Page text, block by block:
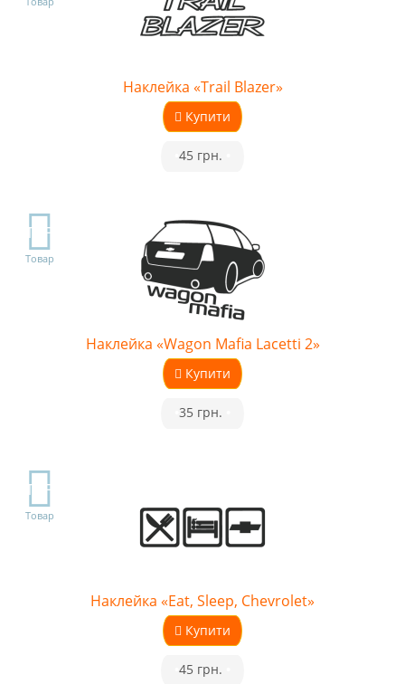
Наклейка «Trail Blazer»
Купити
45 грн.
TOP
Товар
Наклейка «Wagon Mafia Lacetti 2»
Купити
35 грн.
TOP
Товар
Наклейка «Eat, Sleep, Chevrolet»
Купити
45 грн.